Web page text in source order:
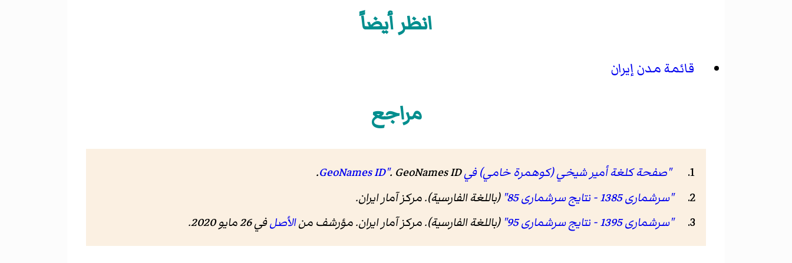
انظر أيضاً
قائمة مدن إيران
مراجع
"صفحة كلغة أمير شيخي (كوهمرة خامي) في GeoNames ID" . GeoNames ID
.
"سرشماری 1385 - نتایج سرشماری 85"
(باللغة الفارسية). مرکز آمار ایران.
"سرشماری 1395 - نتایج سرشماری 95"
(باللغة الفارسية). مرکز آمار ایران. مؤرشف منالأصلفي 26 مايو 2020 .